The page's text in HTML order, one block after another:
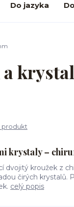
Do jazyka
produkt
krystaly –
dvojitý kroužek z
čirých krystalů.
celý popis